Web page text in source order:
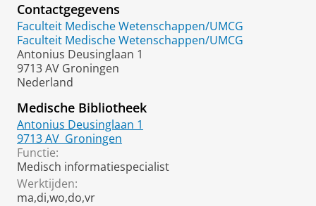
Contactgegevens
Faculteit Medische Wetenschappen/UMCG
Faculteit Medische Wetenschappen/UMCG
Antonius Deusinglaan 1
9713 AV Groningen
Nederland
Medische Bibliotheek
Antonius Deusinglaan 1
9713 AV Groningen
Functie:
Medisch informatiespecialist
Werktijden:
ma,di,wo,do,vr